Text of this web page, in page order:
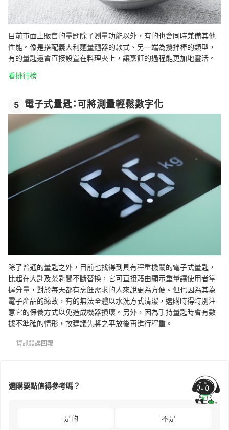
目前市面上販售的量匙除了測量功能以外，有的也會同時兼備其他
性能。像是搭配義大利麵量麵器的款式、另一端為攪拌棒的類型，
有的量匙還會直接設置在料理夾上，讓烹飪的過程能更加地靈活。
看排行榜
5 電子式量匙：可將測量輕鬆數字化
除了普通的量匙之外，目前也找得到具有秤重機關的電子式量匙，
比起在大匙及茶匙間不斷替換，它可直接藉由顯示重量讓使用者掌
握分量，對於每天都有烹飪需求的人來說更為方便。但也因為其為
電子產品的緣故，有的無法全體以水洗方式清潔，選購時得特別注
意它的保養方式以免造成機器損壞。另外，因為手持量匙時會有數
據不準確的情形，故建議先將之平放後再進行秤重。
資訊錯誤回報
選購要點值得參考嗎？
是的 不是